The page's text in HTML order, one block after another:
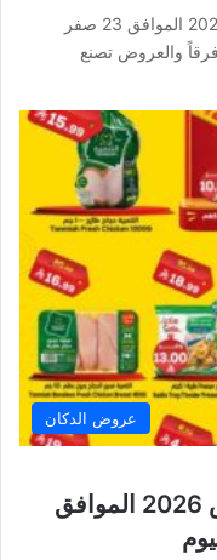
عروض نستو الدمام الأسبوعية 6 أغسطس 2026 الموافق 23 صفر
فرقاً والعروض تصنع
عروض الدكان
عروض الدكان اليوم 6 أغسطس 2026 الموافق